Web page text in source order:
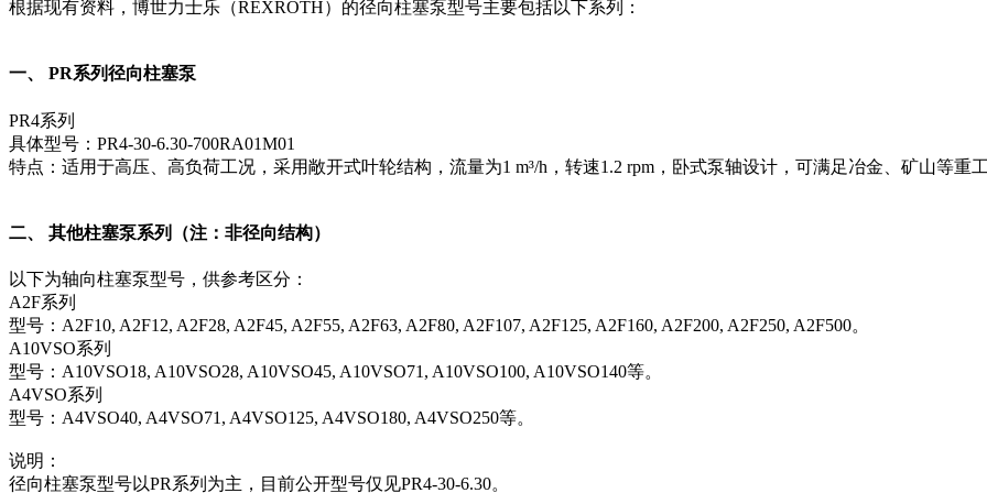
根据现有资料，博世力士乐（REXROTH）的径向柱塞泵型号主要包括以下系列：
一、 PR系列径向柱塞泵
PR4系列‌
具体型号‌：PR4-30-6.30-700RA01M01
特点‌：适用于高压、高负荷工况，采用敞开式叶轮结构，流量为1 m³/h，转速1.2 rpm，卧式泵轴设计，可满足冶金、矿山等重工
二、 其他柱塞泵系列（注：非径向结构）
以下为轴向柱塞泵型号，供参考区分：
A2F系列‌
型号：A2F10, A2F12, A2F28, A2F45, A2F55, A2F63, A2F80, A2F107, A2F125, A2F160, A2F200, A2F250, A2F500。
A10VSO系列‌
型号：A10VSO18, A10VSO28, A10VSO45, A10VSO71, A10VSO100, A10VSO140等。
A4VSO系列‌
型号：A4VSO40, A4VSO71, A4VSO125, A4VSO180, A4VSO250等。
说明‌：
径向柱塞泵型号以‌PR系列‌为主，目前公开型号仅见PR4-30-6.30。